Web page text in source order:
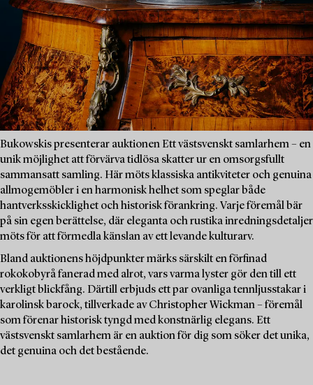
Bukowskis presenterar auktionen Ett västsvenskt samlarhem – en
unik möjlighet att förvärva tidlösa skatter ur en omsorgsfullt
sammansatt samling. Här möts klassiska antikviteter och genuina
allmogemöbler i en harmonisk helhet som speglar både
hantverksskicklighet och historisk förankring. Varje föremål bär
på sin egen berättelse, där eleganta och rustika inredningsdetaljer
möts för att förmedla känslan av ett levande kulturarv.
Bland auktionens höjdpunkter märks särskilt en förfinad
rokokobyrå fanerad med alrot, vars varma lyster gör den till ett
verkligt blickfång. Därtill erbjuds ett par ovanliga tennljusstakar i
karolinsk barock, tillverkade av Christopher Wickman – föremål
som förenar historisk tyngd med konstnärlig elegans. Ett
västsvenskt samlarhem är en auktion för dig som söker det unika,
det genuina och det bestående.